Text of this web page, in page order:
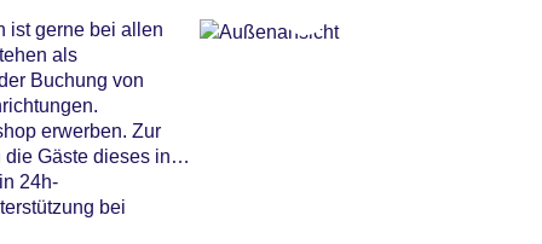
ist gerne bei allen
als
Buchung von
erwerben. Zur
Gäste dieses in
24h-
bei